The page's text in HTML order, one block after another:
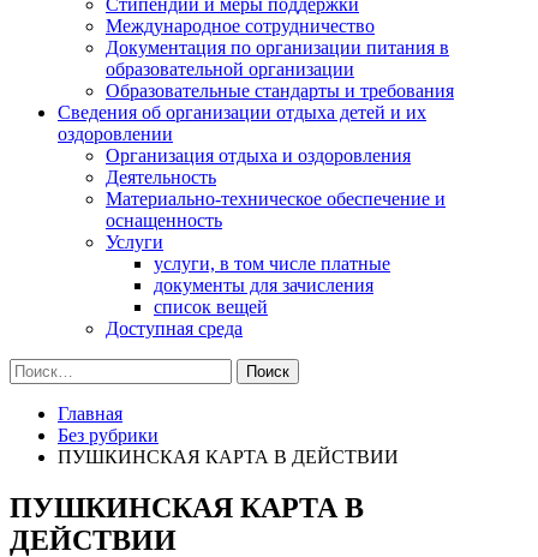
Стипендии и меры поддержки
Международное сотрудничество
Документация по организации питания в
образовательной организации
Образовательные стандарты и требования
Сведения об организации отдыха детей и их
оздоровлении
Организация отдыха и оздоровления
Деятельность
Материально-техническое обеспечение и
оснащенность
Услуги
услуги, в том числе платные
документы для зачисления
список вещей
Доступная среда
Найти:
Главная
Без рубрики
ПУШКИНСКАЯ КАРТА В ДЕЙСТВИИ
ПУШКИНСКАЯ КАРТА В
ДЕЙСТВИИ